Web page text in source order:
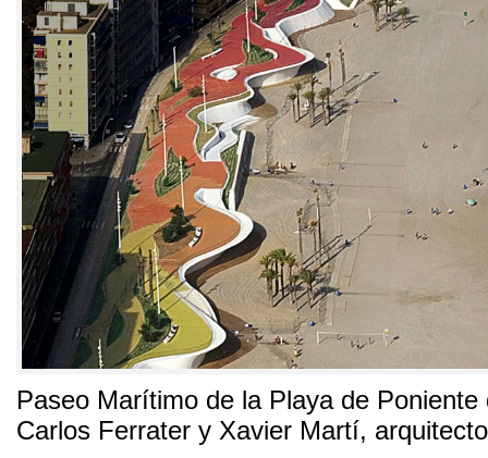
Paseo Marítimo de la Playa de Poniente
Carlos Ferrater y Xavier Martí,